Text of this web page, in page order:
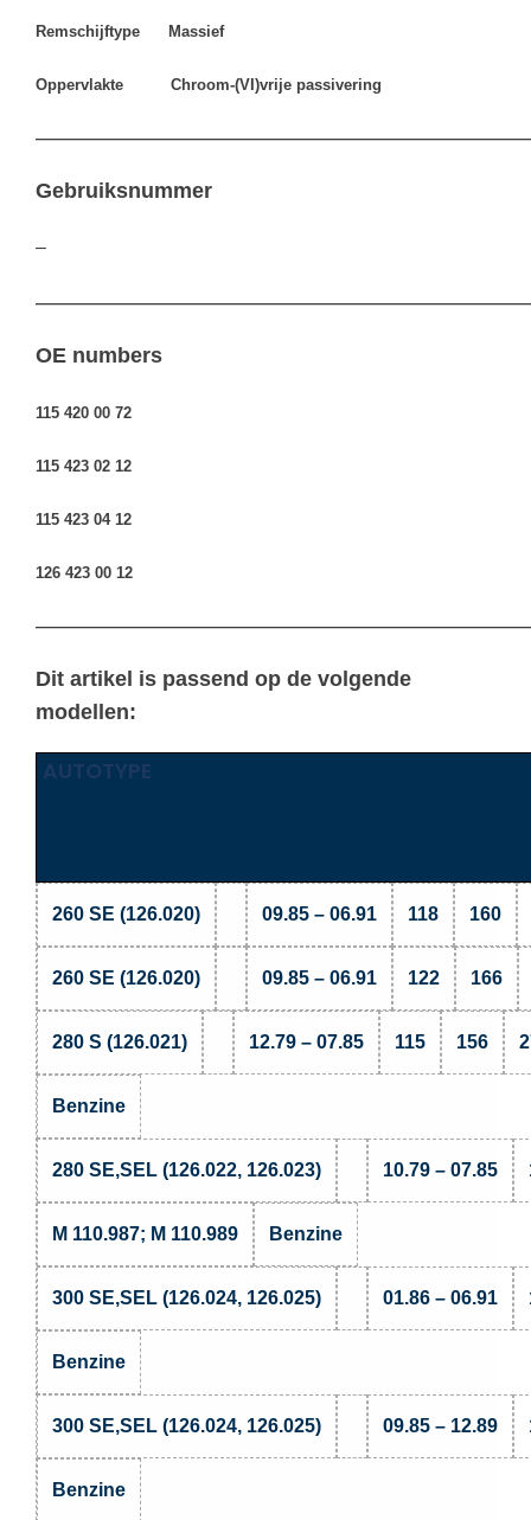
Remschijftype Massief
Oppervlakte Chroom-(VI)vrije passivering
Gebruiksnummer
–
OE numbers
115 420 00 72
115 423 02 12
115 423 04 12
126 423 00 12
Dit artikel is passend op de volgende
modellen:
AUTOTYPE
260 SE (126.020) 09.85 – 06.91 118 160
260 SE (126.020) 09.85 – 06.91 122 166
280 S (126.021) 12.79 – 07.85 115 156
Benzine
280 SE,SEL (126.022, 126.023) 10.79 – 07.85
M 110.987; M 110.989 Benzine
300 SE,SEL (126.024, 126.025) 01.86 – 06.91
Benzine
300 SE,SEL (126.024, 126.025) 09.85 – 12.89
Benzine